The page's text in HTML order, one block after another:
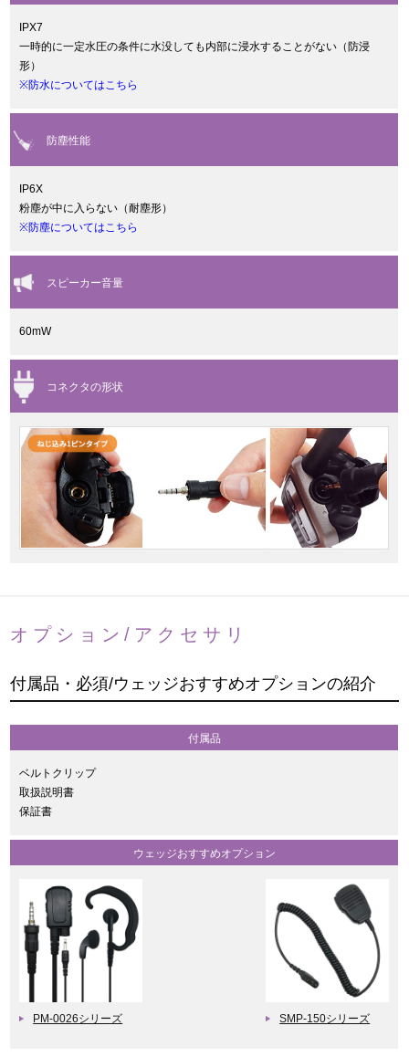
IPX7
一時的に一定水圧の条件に水没しても内部に浸水することがない（防浸
形）
※防水についてはこちら
防塵性能
IP6X
粉塵が中に入らない（耐塵形）
※防塵についてはこちら
スピーカー音量
60mW
コネクタの形状
オプション/アクセサリ
付属品・必須/ウェッジおすすめオプションの紹介
付属品
ベルトクリップ
取扱説明書
保証書
ウェッジおすすめオプション
PM-0026シリーズ SMP-150シリーズ